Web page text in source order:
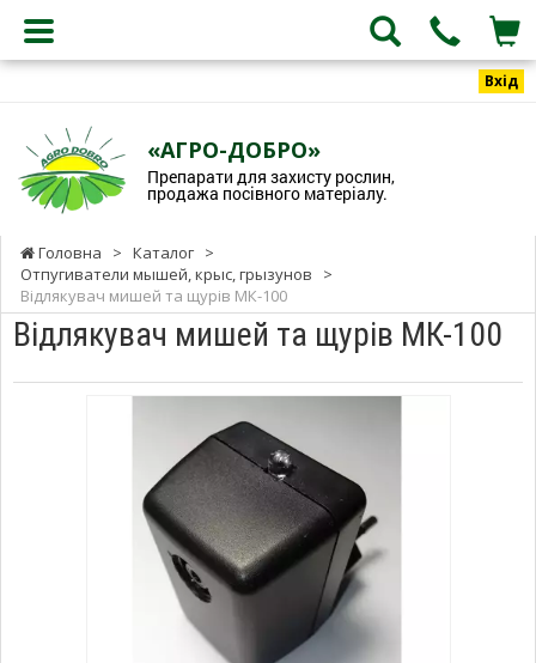
Вхід
«АГРО-ДОБРО»
Препарати для захисту рослин,
продажа посівного матеріалу.
Головна > Каталог >
Отпугиватели мышей, крыс, грызунов
>
Відлякувач мишей та щурів МК-100
Відлякувач мишей та щурів МК-100